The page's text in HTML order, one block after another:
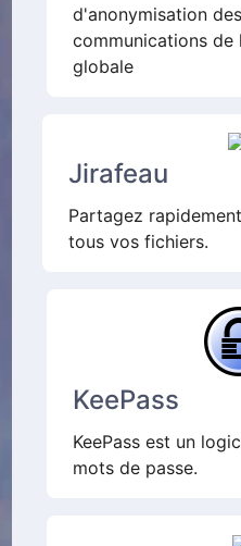
d'anonymisation
communications de
globale
Jirafeau
Partagez
tous vos fichiers.
KeePass
KeePass est un
mots de passe.